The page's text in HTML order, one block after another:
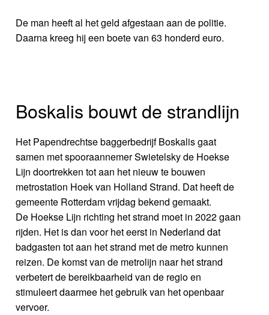
De man heeft al het geld afgestaan aan de politie.
Daarna kreeg hij een boete van 63 honderd euro.
Boskalis bouwt de strandlijn
Het Papendrechtse baggerbedrijf Boskalis gaat
samen met spooraannemer Swietelsky de Hoekse
Lijn doortrekken tot aan het nieuw te bouwen
metrostation Hoek van Holland Strand. Dat heeft de
gemeente Rotterdam vrijdag bekend gemaakt.
De Hoekse Lijn richting het strand moet in 2022 gaan
rijden. Het is dan voor het eerst in Nederland dat
badgasten tot aan het strand met de metro kunnen
reizen. De komst van de metrolijn naar het strand
verbetert de bereikbaarheid van de regio en
stimuleert daarmee het gebruik van het openbaar
vervoer.